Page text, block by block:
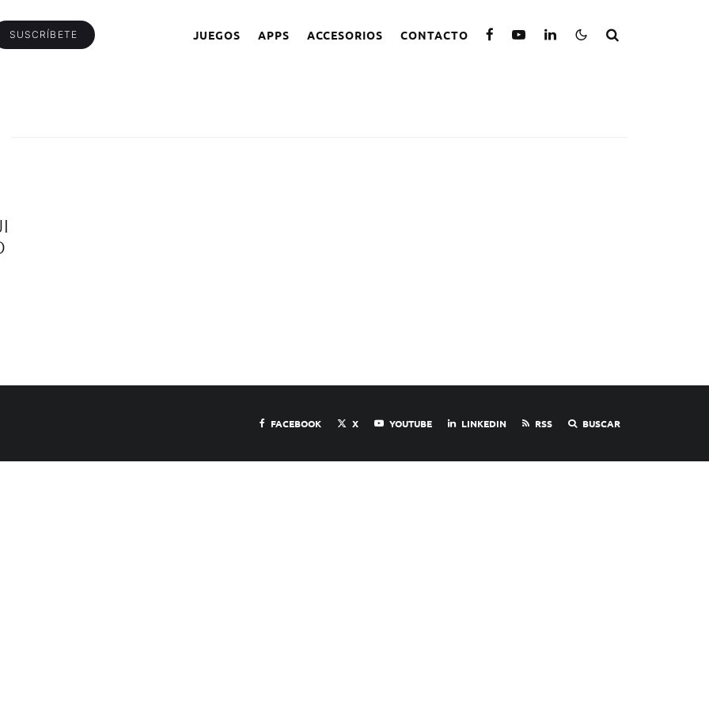
SUSCRÍBETE JUEGOS APPS ACCESORIOS CONTACTO
FACEBOOK X YOUTUBE LINKEDIN RSS BUSCAR